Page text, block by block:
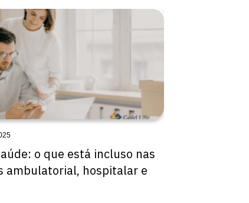
o que está incluso nas
ambulatorial, hospitalar e